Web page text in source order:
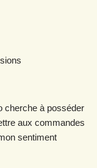
cherche à posséder
aux commandes
sentiment